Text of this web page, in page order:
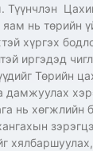
Түүнчлэн
нь төрийн
хүргэх
иргэдэд
Төрийн
дамжуулах
нь